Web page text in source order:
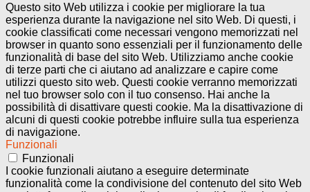
Questo sito Web utilizza i cookie per migliorare la tua
esperienza durante la navigazione nel sito Web. Di questi, i
cookie classificati come necessari vengono memorizzati nel
browser in quanto sono essenziali per il funzionamento delle
funzionalità di base del sito Web. Utilizziamo anche cookie
di terze parti che ci aiutano ad analizzare e capire come
utilizzi questo sito web. Questi cookie verranno memorizzati
nel tuo browser solo con il tuo consenso. Hai anche la
possibilità di disattivare questi cookie. Ma la disattivazione di
alcuni di questi cookie potrebbe influire sulla tua esperienza
di navigazione.
Funzionali
Funzionali
I cookie funzionali aiutano a eseguire determinate
funzionalità come la condivisione del contenuto del sito Web